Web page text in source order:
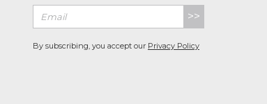
>>
By subscribing, you accept our Privacy Policy